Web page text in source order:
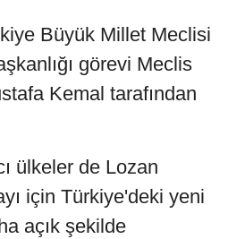
Büyük Millet Meclisi
görevi Meclis
Kemal tarafından
ülkeler de Lozan
için Türkiye'deki yeni
açık şekilde